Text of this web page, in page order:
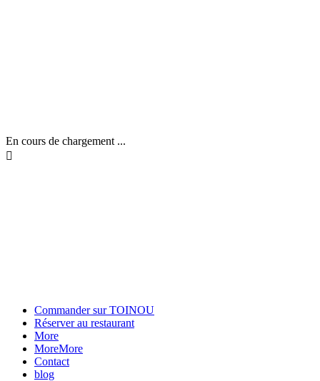
En cours de chargement ...

Commander sur TOINOU
Réserver au restaurant
More
MoreMore
Contact
blog